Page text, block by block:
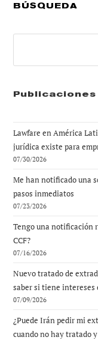
BÚSQUEDA
Lawfare en América
jurídica existe para
07/30/2026
Me han notificado una
pasos inmediatos
07/23/2026
Tengo una notificación
CCF?
07/16/2026
Nuevo tratado de
saber si tiene intereses
07/09/2026
¿Puede Irán pedir mi
cuando no hay tratado